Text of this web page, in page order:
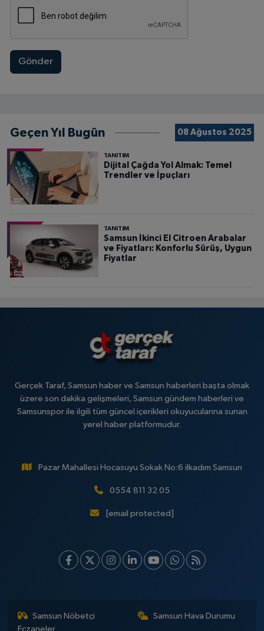
Gönder
Geçen Yıl Bugün 08 Ağustos 2025
TANITIM
Dijital Çağda Yol Almak: Temel
Trendler ve İpuçları
TANITIM
Samsun İkinci El Citroen Arabalar
ve Fiyatları: Konforlu Sürüş, Uygun
Fiyatlar
Gerçek Taraf, Samsun haber ve Samsun haberleri başta olmak
üzere son dakika gelişmeleri, Samsun gündem haberleri ve
Samsunspor ile ilgili tüm güncel içerikleri okuyucularına sunan
yerel haber platformudur.
Pazar Mahallesi Hocasuyu Sokak No:6 ilkadım Samsun
0554 811 32 05
[email protected]
Samsun Nöbetçi
Eczaneler
Samsun Hava Durumu